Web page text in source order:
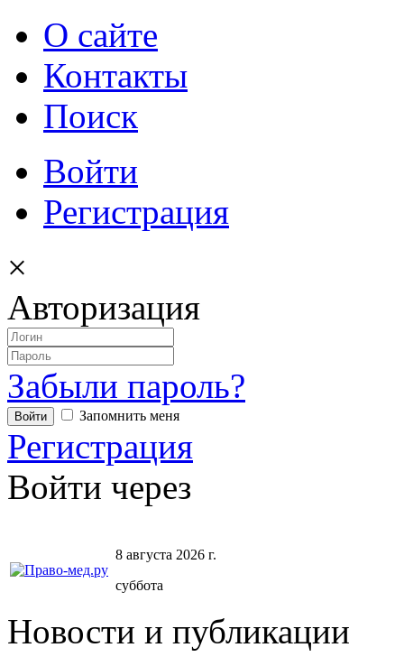
О сайте
Контакты
Поиск
Войти
Регистрация
×
Авторизация
Забыли пароль?
Запомнить меня
Регистрация
Войти через
8 августа 2026 г.
суббота
Новости и публикации